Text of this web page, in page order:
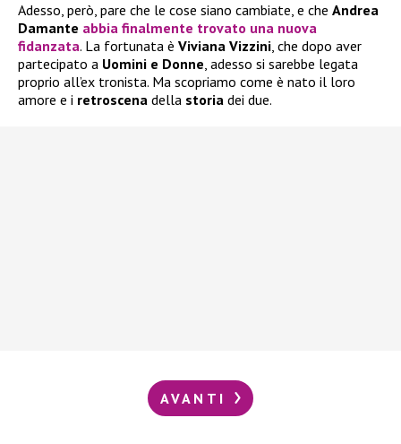
Adesso, però, pare che le cose siano cambiate, e che Andrea
Damante abbia finalmente trovato una nuova
fidanzata. La fortunata è Viviana Vizzini, che dopo aver
partecipato a Uomini e Donne, adesso si sarebbe legata
proprio all’ex tronista. Ma scopriamo come è nato il loro
amore e i retroscena della storia dei due.
AVANTI